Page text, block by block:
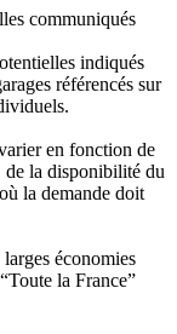
communiqués
indiqués
référencés sur
en fonction de
de la disponibilité du
la demande doit
économies
la France”